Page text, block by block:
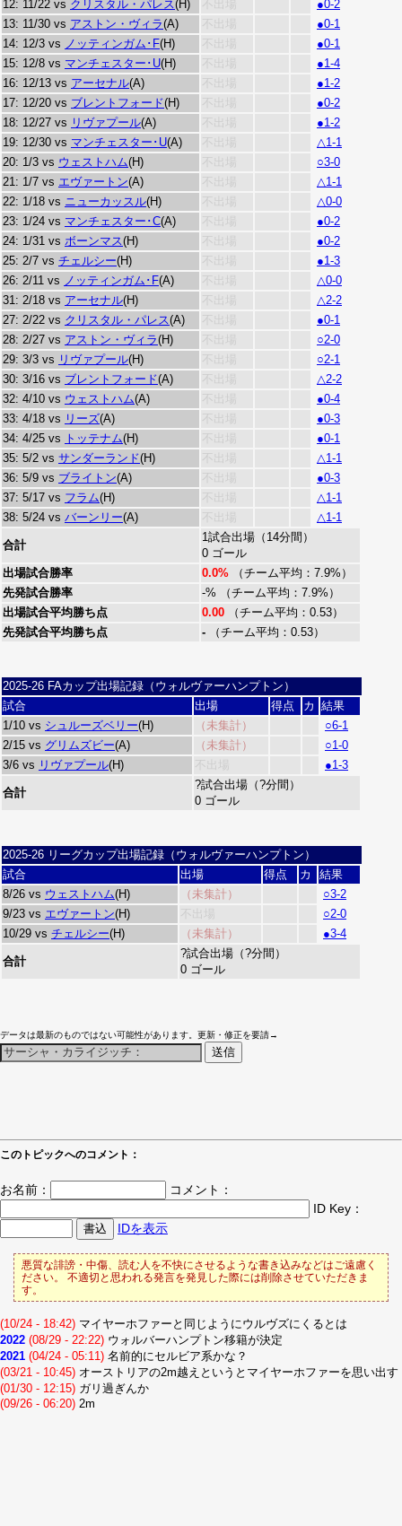
12: 11/22 vs クリスタル・パレス(H) 不出場
●0-2
13: 11/30 vs アストン・ヴィラ(A) 不出場
●0-1
14: 12/3 vs ノッティンガム･F(H) 不出場
●0-1
15: 12/8 vs マンチェスター･U(H) 不出場
●1-4
16: 12/13 vs アーセナル(A) 不出場
●1-2
17: 12/20 vs ブレントフォード(H) 不出場
●0-2
18: 12/27 vs リヴァプール(A) 不出場
●1-2
19: 12/30 vs マンチェスター･U(A) 不出場
△1-1
20: 1/3 vs ウェストハム(H) 不出場
○3-0
21: 1/7 vs エヴァートン(A) 不出場
△1-1
22: 1/18 vs ニューカッスル(H) 不出場
△0-0
23: 1/24 vs マンチェスター･C(A) 不出場
●0-2
24: 1/31 vs ボーンマス(H) 不出場
●0-2
25: 2/7 vs チェルシー(H) 不出場
●1-3
26: 2/11 vs ノッティンガム･F(A) 不出場
△0-0
31: 2/18 vs アーセナル(H) 不出場
△2-2
27: 2/22 vs クリスタル・パレス(A) 不出場
●0-1
28: 2/27 vs アストン・ヴィラ(H) 不出場
○2-0
29: 3/3 vs リヴァプール(H) 不出場
○2-1
30: 3/16 vs ブレントフォード(A) 不出場
△2-2
32: 4/10 vs ウェストハム(A) 不出場
●0-4
33: 4/18 vs リーズ(A) 不出場
●0-3
34: 4/25 vs トッテナム(H) 不出場
●0-1
35: 5/2 vs サンダーランド(H) 不出場
△1-1
36: 5/9 vs ブライトン(A) 不出場
●0-3
37: 5/17 vs フラム(H) 不出場
△1-1
38: 5/24 vs バーンリー(A) 不出場 △1-1
合計
1試合出場（14分間）
0 ゴール
出場試合勝率
0.0% （チーム平均：7.9%）
先発試合勝率
-% （チーム平均：7.9%）
出場試合平均勝ち点
0.00 （チーム平均：0.53）
先発試合平均勝ち点
- （チーム平均：0.53）
2025-26 FAカップ出場記録（ウォルヴァーハンプトン）
試合
出場 得点 カ 結果
1/10 vs シュルーズベリー(H) （未集計）
○6-1
2/15 vs グリムズビー(A) （未集計）
○1-0
3/6 vs リヴァプール(H) 不出場 ●1-3
合計
?試合出場（?分間）
0 ゴール
2025-26 リーグカップ出場記録（ウォルヴァーハンプトン）
試合
出場 得点 カ
結果
8/26 vs ウェストハム(H) （未集計）
○3-2
9/23 vs エヴァートン(H) 不出場
○2-0
10/29 vs チェルシー(H) （未集計） ●3-4
合計
?試合出場（?分間）
0 ゴール
データは最新のものではない可能性があります。更新・修正を要請→
このトピックへのコメント：
お名前：
コメント：
ID Key：
IDを表示
悪質な誹謗・中傷、読む人を不快にさせるような書き込みなどはご遠慮く
ださい。 不適切と思われる発言を発見した際には削除させていただきま
す。
(10/24 - 18:42) マイヤーホファーと同じようにウルヴズにくるとは
2022 (08/29 - 22:22) ウォルバーハンプトン移籍が決定
2021 (04/24 - 05:11) 名前的にセルビア系かな？
(03/21 - 10:45) オーストリアの2m越えというとマイヤーホファーを思い出す
(01/30 - 12:15) ガリ過ぎんか
(09/26 - 06:20) 2m